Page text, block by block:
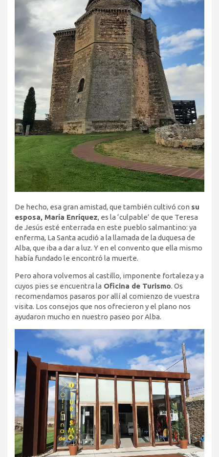
De hecho, esa gran amistad, que también cultivó con su
esposa, María Enríquez, es la ‘culpable’ de que Teresa
de Jesús esté enterrada en este pueblo salmantino: ya
enferma, La Santa acudió a la llamada de la duquesa de
Alba, que iba a dar a luz. Y en el convento que ella mismo
había fundado le encontró la muerte.
Pero ahora volvemos al castillo, imponente fortaleza y a
cuyos pies se encuentra la Oficina de Turismo. Os
recomendamos pasaros por allí al comienzo de vuestra
visita. Los consejos que nos ofrecieron y el plano nos
ayudaron mucho en nuestro paseo por Alba.